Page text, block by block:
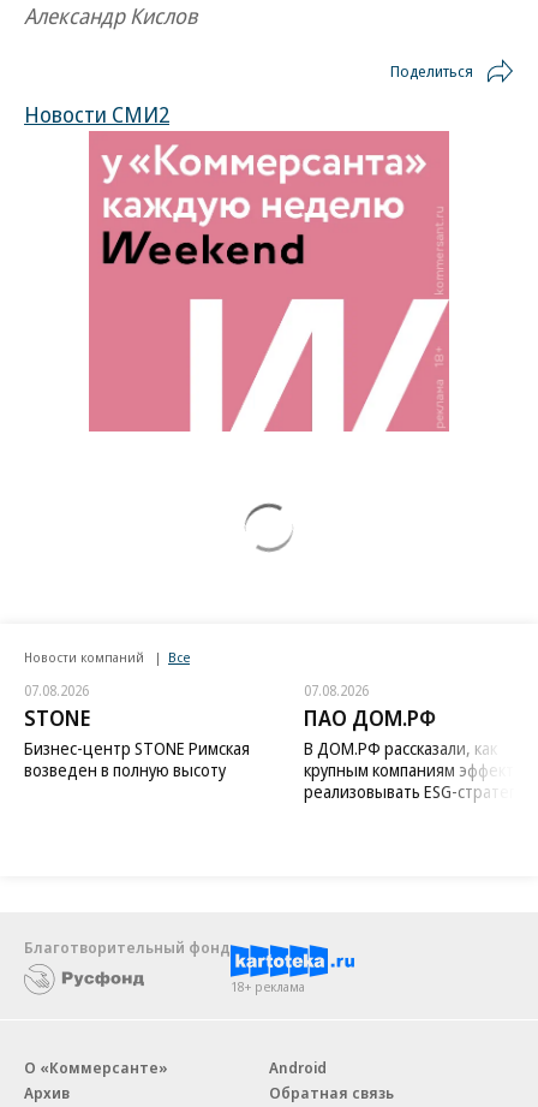
Александр Кислов
Поделиться
Новости СМИ2
Новости компаний Все
07.08.2026
STONE
Бизнес-центр STONE Римская
возведен в полную высоту
07.08.2026
ПАО ДОМ.РФ
В ДОМ.РФ рассказали, как
крупным компаниям
реализовывать ESG-стратегию
Благотворительный фонд
18+ реклама
О «Коммерсанте»
Архив
Android
Обратная связь